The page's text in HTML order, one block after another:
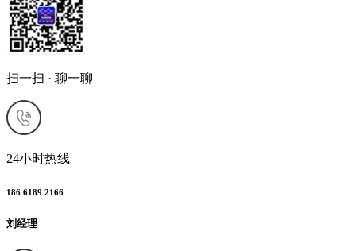
扫一扫 · 聊一聊
24小时热线
186 6189 2166
刘经理